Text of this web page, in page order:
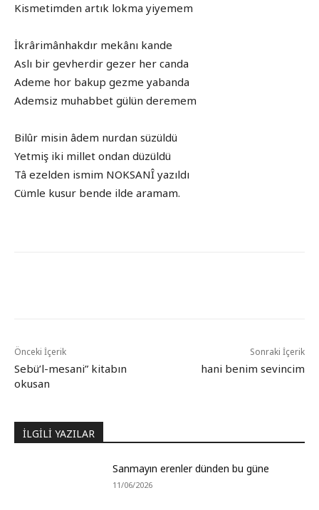
Kismetimden artık lokma yiyemem
İkrârimânhakdır mekânı kande
Aslı bir gevherdir gezer her canda
Ademe hor bakup gezme yabanda
Ademsiz muhabbet gülün deremem
Bilûr misin âdem nurdan süzüldü
Yetmiş iki millet ondan düzüldü
Tâ ezelden ismim NOKSANÎ yazıldı
Cümle kusur bende ilde aramam.
Önceki İçerik
Sebü’l-mesani” kitabın
okusan
Sonraki İçerik
hani benim sevincim
İLGİLİ YAZILAR
Sanmayın erenler dünden bu güne
11/06/2026